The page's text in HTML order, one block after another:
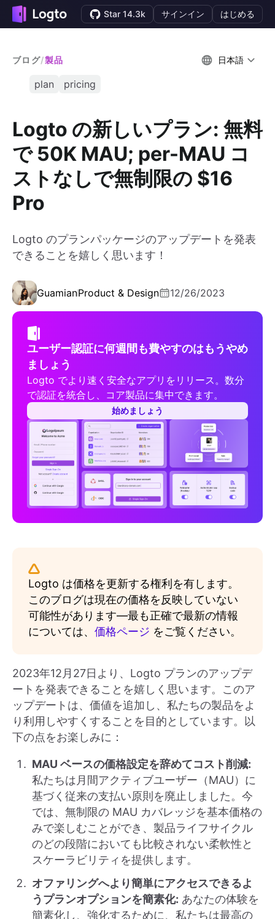
Star 14.3k サインイン はじめる
ブログ/製品 日本語
plan pricing
Logto の新しいプラン: 無料
で 50K MAU; per-MAU コ
ストなしで無制限の $16
Pro
Logto のプランパッケージのアップデートを発表
できることを嬉しく思います！
GuamianProduct & Design 12/26/2023
ユーザー認証に何週間も費やすのはもうやめ
ましょう
Logto でより速く安全なアプリをリリース。数分
で認証を統合し、コア製品に集中できます。
始めましょう
Logto は価格を更新する権利を有します。
このブログは現在の価格を反映していない
可能性があります—最も正確で最新の情報
については、 価格ページ をご覧ください。
2023年12月27日より、Logto プランのアップデ
ートを発表できることを嬉しく思います。このア
ップデートは、価値を追加し、私たちの製品をよ
り利用しやすくすることを目的としています。以
下の点をお楽しみに：
MAU ベースの価格設定を辞めてコスト削減:
私たちは月間アクティブユーザー（MAU）に
基づく従来の支払い原則を廃止しました。今
では、無制限の MAU カバレッジを基本価格の
みで楽しむことができ、製品ライフサイクル
のどの段階においても比較されない柔軟性と
スケーラビリティを提供します。
オファリングへより簡単にアクセスできるよ
うプランオプションを簡素化: あなたの体験を
簡素化し、強化するために、私たちは最高の